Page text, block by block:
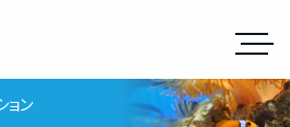
ョン